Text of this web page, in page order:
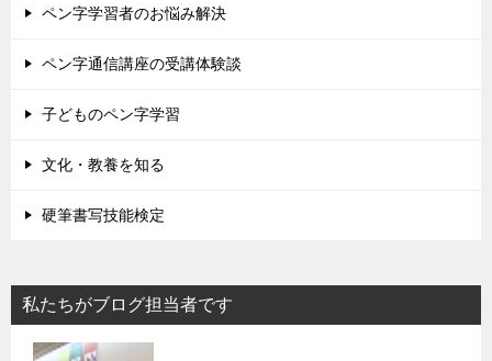
ペン字学習者のお悩み解決
ペン字通信講座の受講体験談
子どものペン字学習
文化・教養を知る
硬筆書写技能検定
私たちがブログ担当者です